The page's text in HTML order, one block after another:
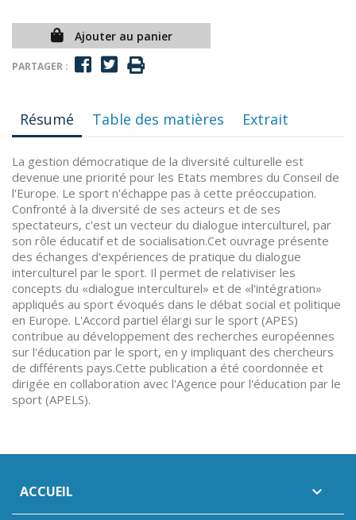
Ajouter au panier
PARTAGER :
Résumé Table des matières Extrait
La gestion démocratique de la diversité culturelle est
devenue une priorité pour les Etats membres du Conseil de
l'Europe. Le sport n'échappe pas à cette préoccupation.
Confronté à la diversité de ses acteurs et de ses
spectateurs, c'est un vecteur du dialogue interculturel, par
son rôle éducatif et de socialisation.Cet ouvrage présente
des échanges d'expériences de pratique du dialogue
interculturel par le sport. Il permet de relativiser les
concepts du «dialogue interculturel» et de «l'intégration»
appliqués au sport évoqués dans le débat social et politique
en Europe. L'Accord partiel élargi sur le sport (APES)
contribue au développement des recherches européennes
sur l'éducation par le sport, en y impliquant des chercheurs
de différents pays.Cette publication a été coordonnée et
dirigée en collaboration avec l'Agence pour l'éducation par le
sport (APELS).
ACCUEIL 